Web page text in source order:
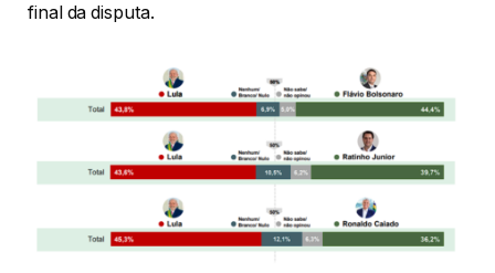
final da disputa.